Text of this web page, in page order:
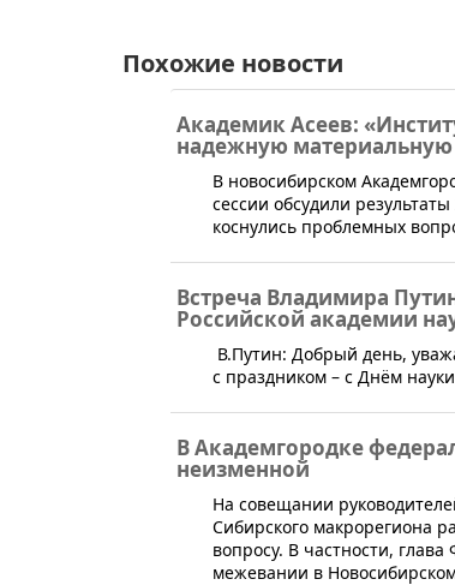
Похожие новости
Академик Асеев:
надежную материальную
​В новосибирском
сессии обсудили
коснулись проблемных
Встреча Владимира
Российской академии
В.Путин: Добрый день,
с праздником – с Днём
В Академгородке
неизменной
​На совещании
Сибирского макрорегиона
вопросу. В частности,
межевании в